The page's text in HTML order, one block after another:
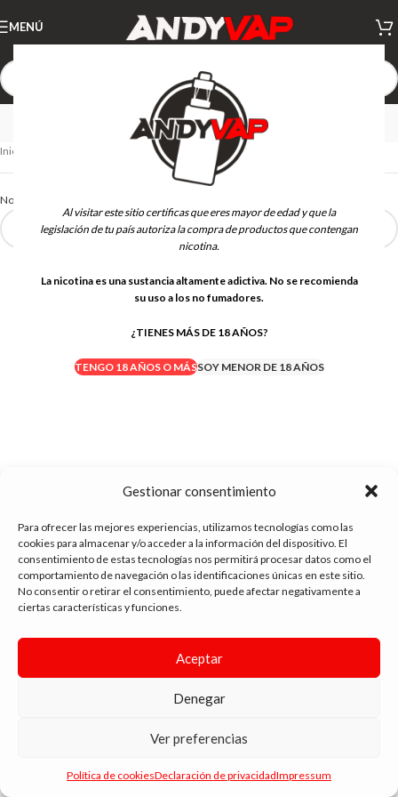
Al visitar este sitio certificas que eres mayor de edad y que la
legislación de tu país autoriza la compra de productos que contengan
nicotina.
La nicotina es una sustancia altamente adictiva. No se recomienda
su uso a los no fumadores.
¿TIENES MÁS DE 18 AÑOS?
TENGO 18 AÑOS O MÁSSOY MENOR DE 18 AÑOS
Gestionar consentimiento
Para ofrecer las mejores experiencias, utilizamos tecnologías como las
cookies para almacenar y/o acceder a la información del dispositivo. El
consentimiento de estas tecnologías nos permitirá procesar datos como el
comportamiento de navegación o las identificaciones únicas en este sitio.
No consentir o retirar el consentimiento, puede afectar negativamente a
ciertas características y funciones.
Aceptar
Denegar
Ver preferencias
Política de cookiesDeclaración de privacidadImpressum
MENÚ
EL FRUTO
Inicio
No se han encontrado productos que coincidan con tu selección.
tienda vapeo málaga
CONTACTO
SIGUE NAVEGANDO